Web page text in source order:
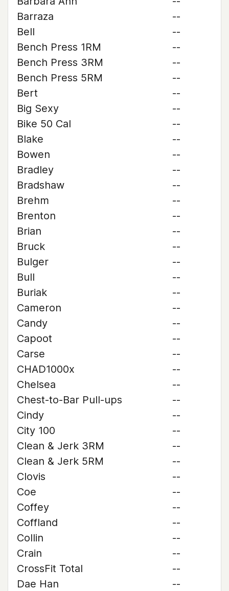
Barraza
--
Bell
--
Bench Press 1RM
--
Bench Press 3RM
--
Bench Press 5RM
--
Bert
--
Big Sexy
--
Bike 50 Cal
--
Blake
--
Bowen
--
Bradley
--
Bradshaw
--
Brehm
--
Brenton
--
Brian
--
Bruck
--
Bulger
--
Bull
--
Buriak
--
Cameron
--
Candy
--
Capoot
--
Carse
--
CHAD1000x
--
Chelsea
--
Chest-to-Bar Pull-ups
--
Cindy
--
City 100
--
Clean & Jerk 3RM
--
Clean & Jerk 5RM
--
Clovis
--
Coe
--
Coffey
--
Coffland
--
Collin
--
Crain
--
CrossFit Total
--
Dae Han
--